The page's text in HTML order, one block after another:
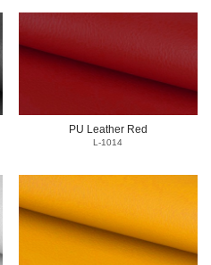
PU Leather Red
L-1014